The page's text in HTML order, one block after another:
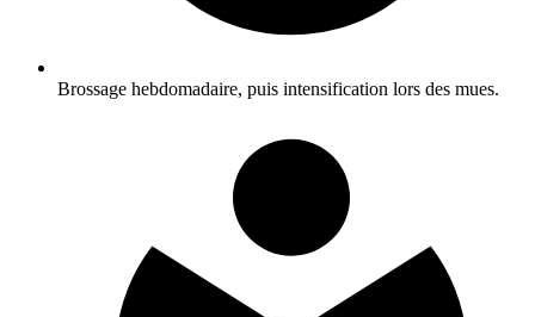
Brossage hebdomadaire, puis intensification lors des mues.